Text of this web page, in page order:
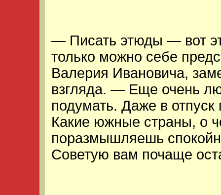
— Писать этюды — вот
только можно себе
Валерия Ивановича,
взгляда. — Еще очень
подумать. Даже в отпуск
Какие южные страны, о
поразмышляешь
Советую вам почаще